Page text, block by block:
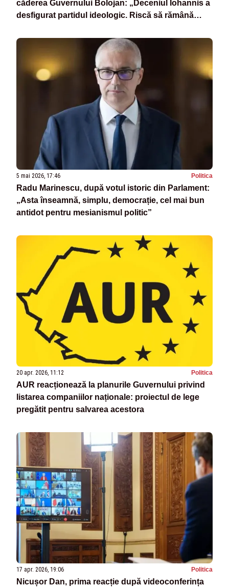
căderea Guvernului Bolojan: „Deceniul Iohannis a
desfigurat partidul ideologic. Riscă să rămână
5 mai 2026, 17:46 Politica
Radu Marinescu, după votul istoric din Parlament:
„Asta înseamnă, simplu, democrație, cel mai bun
antidot pentru mesianismul politic”
20 apr. 2026, 11:12 Politica
AUR reacționează la planurile Guvernului privind
listarea companiilor naționale: proiectul de lege
pregătit pentru salvarea acestora
17 apr. 2026, 19:06 Politica
Nicușor Dan, prima reacție după videoconferința